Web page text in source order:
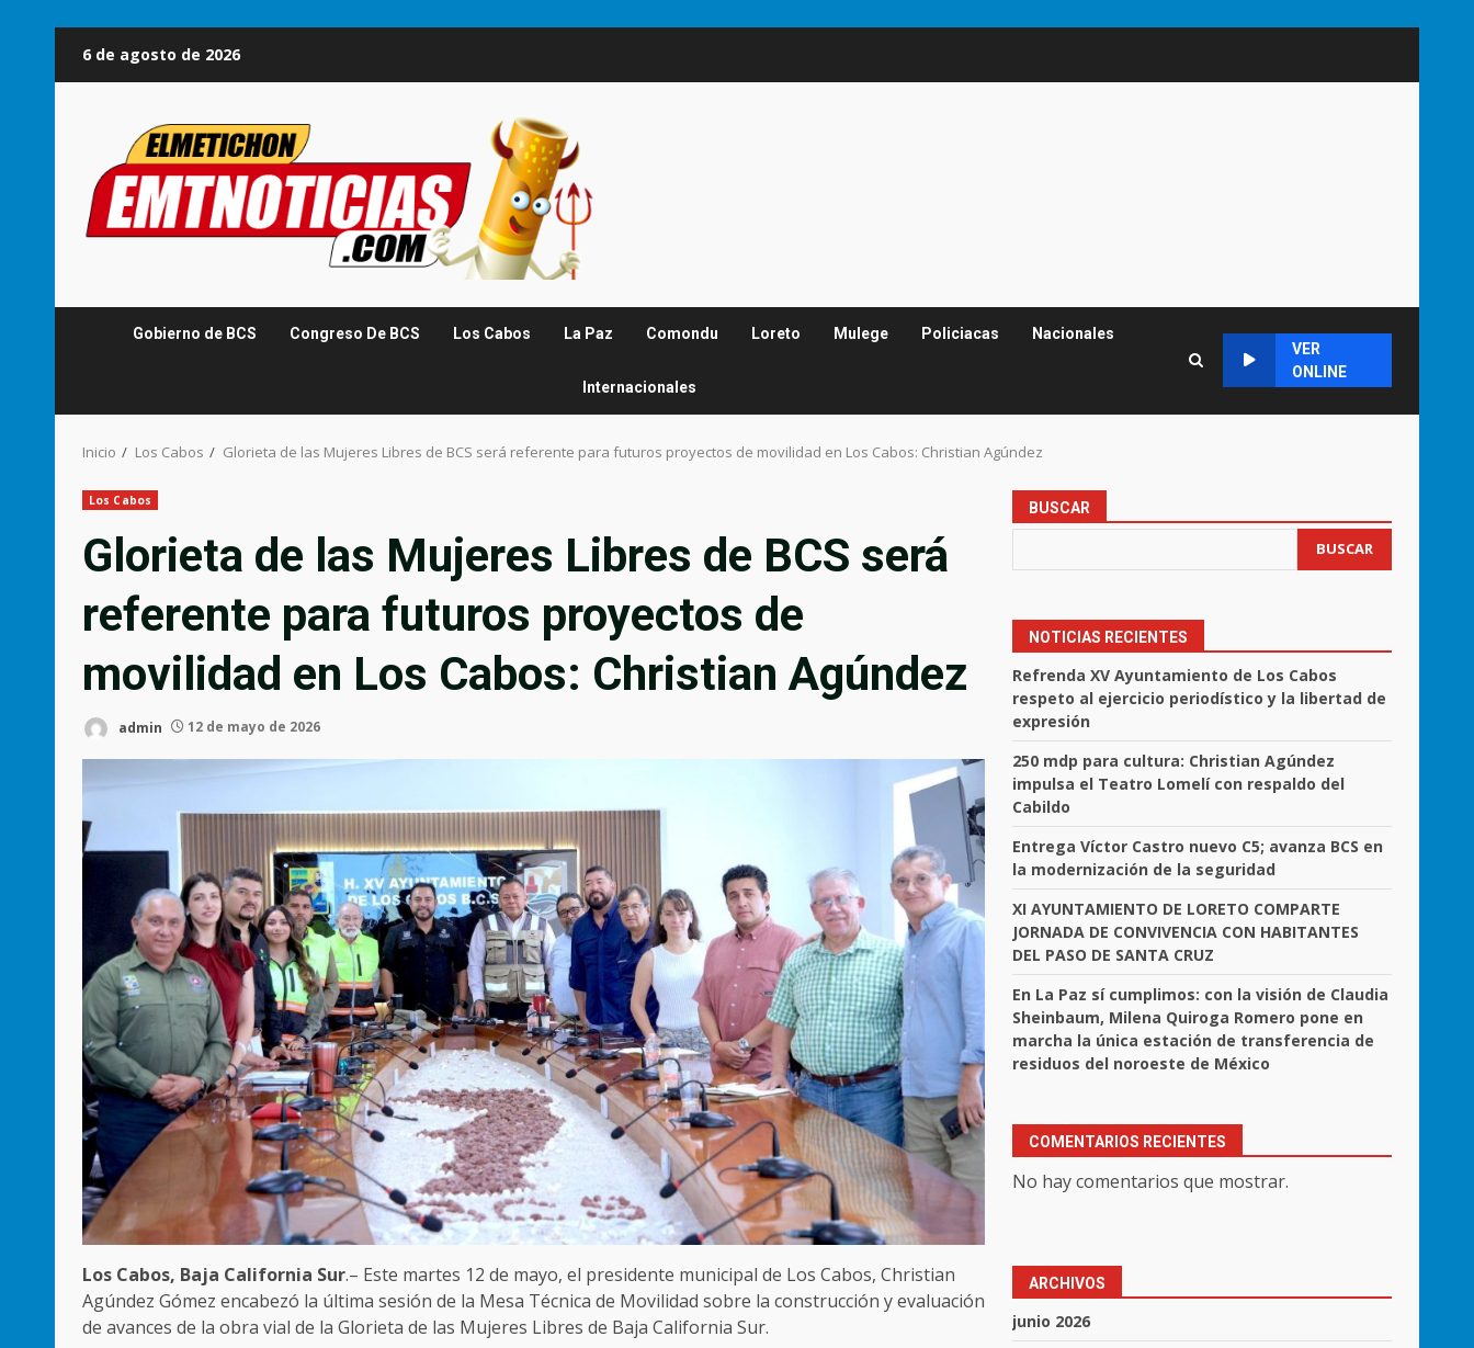
6 de agosto de 2026
Gobierno de BCS Congreso De BCS Los Cabos La Paz Comondu Loreto Mulege Policiacas Nacionales
Internacionales
VER
ONLINE
Inicio Los Cabos Glorieta de las Mujeres Libres de BCS será referente para futuros proyectos de movilidad en Los Cabos: Christian Agúndez
Los Cabos
Glorieta de las Mujeres Libres de BCS será
referente para futuros proyectos de
movilidad en Los Cabos: Christian Agúndez
admin 12 de mayo de 2026
Los Cabos, Baja California Sur.– Este martes 12 de mayo, el presidente municipal de Los Cabos, Christian
Agúndez Gómez encabezó la última sesión de la Mesa Técnica de Movilidad sobre la construcción y evaluación
de avances de la obra vial de la Glorieta de las Mujeres Libres de Baja California Sur.
BUSCAR
BUSCAR
NOTICIAS RECIENTES
Refrenda XV Ayuntamiento de Los Cabos
respeto al ejercicio periodístico y la libertad de
expresión
250 mdp para cultura: Christian Agúndez
impulsa el Teatro Lomelí con respaldo del
Cabildo
Entrega Víctor Castro nuevo C5; avanza BCS en
la modernización de la seguridad
XI AYUNTAMIENTO DE LORETO COMPARTE
JORNADA DE CONVIVENCIA CON HABITANTES
DEL PASO DE SANTA CRUZ
En La Paz sí cumplimos: con la visión de Claudia
Sheinbaum, Milena Quiroga Romero pone en
marcha la única estación de transferencia de
residuos del noroeste de México
COMENTARIOS RECIENTES
No hay comentarios que mostrar.
ARCHIVOS
junio 2026